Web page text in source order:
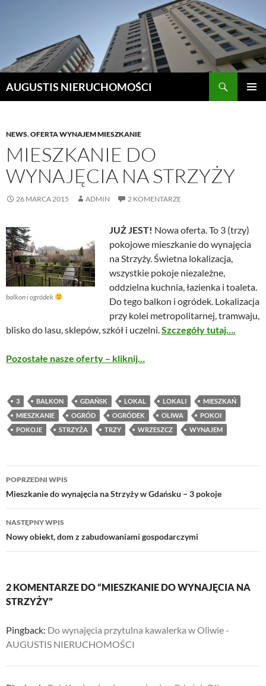
AUGUSTIS NIERUCHOMOŚCI
NEWS,OFERTA WYNAJEM MIESZKANIE
MIESZKANIE DO
WYNAJĘCIA NA STRZYŻY
26 MARCA 2015 ADMIN 2 KOMENTARZE
balkon i ogródek
JUŻ JEST! Nowa oferta. To 3 (trzy)
pokojowe mieszkanie do wynajęcia
na Strzyży. Świetna lokalizacja,
wszystkie pokoje niezależne,
oddzielna kuchnia, łazienka i toaleta.
Do tego balkon i ogródek. Lokalizacja
przy kolei metropolitarnej, tramwaju,
blisko do lasu, sklepów, szkół i uczelni.Szczegóły tutaj….
Pozostałe nasze oferty – kliknij…
3 BALKON GDAŃSK LOKAL LOKALI
MIESZKAŃ
MIESZKANIE
OGRÓD OGRÓDEK OLIWA
POKOI
POKOJE
STRZYŻA TRZY WRZESZCZ WYNAJEM
Nawigacja
wpisu
POPRZEDNI WPIS
Mieszkanie do wynajęcia na Strzyży w Gdańsku – 3 pokoje
NASTĘPNY WPIS
Nowy obiekt, dom z zabudowaniami gospodarczymi
2 KOMENTARZE DO “MIESZKANIE DO WYNAJĘCIA NA
STRZYŻY”
Pingback: Do wynajęcia przytulna kawalerka w Oliwie -
AUGUSTIS NIERUCHOMOŚCI